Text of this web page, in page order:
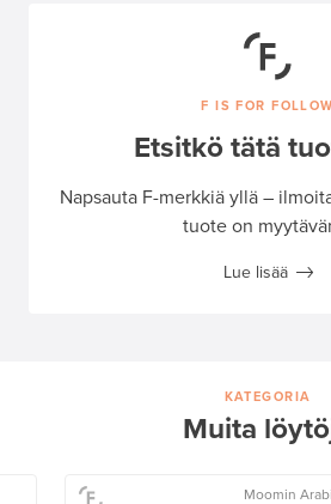
F IS FOR FOLLOW
Etsitkö tätä
Napsauta F-merkkiä yllä –
tuote on
Lue lisää
KATEGORIA
Muita
Moomin